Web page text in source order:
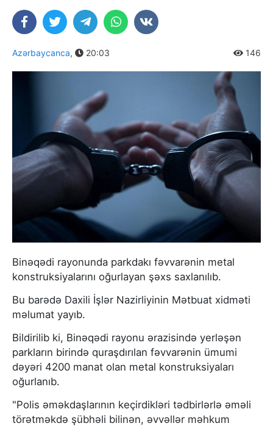
Azərbaycanca, 20:03 146
Binəqədi rayonunda parkdakı fəvvarənin metal
konstruksiyalarını oğurlayan şəxs saxlanılıb.
Bu barədə Daxili İşlər Nazirliyinin Mətbuat xidməti
məlumat yayıb.
Bildirilib ki, Binəqədi rayonu ərazisində yerləşən
parkların birində quraşdırılan fəvvarənin ümumi
dəyəri 4200 manat olan metal konstruksiyaları
oğurlanıb.
"Polis əməkdaşlarının keçirdikləri tədbirlərlə əməli
törətməkdə şübhəli bilinən, əvvəllər məhkum